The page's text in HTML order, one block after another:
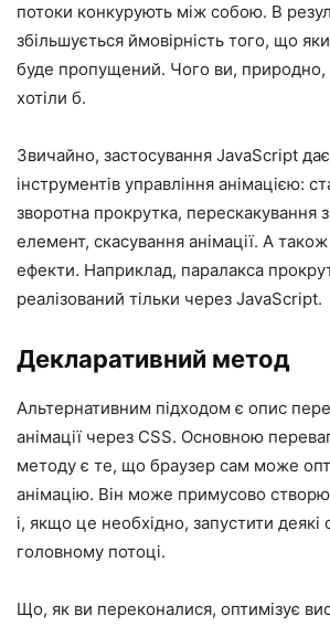
потоки конкурують між собою. В
збільшується ймовірність того, що
буде пропущений. Чого ви,
хотіли б.
Звичайно, застосування JavaScript
інструментів управління анімацією:
зворотна прокрутка, перескакування
елемент, скасування анімації. А також
ефекти. Наприклад, паралакса
реалізований тільки через JavaScript.
Декларативний метод
Альтернативним підходом є опис
анімації через CSS. Основною
методу є те, що браузер сам може
анімацію. Він може примусово
і, якщо це необхідно, запустити деякі
головному потоці.
Що, як ви переконалися, оптимізує